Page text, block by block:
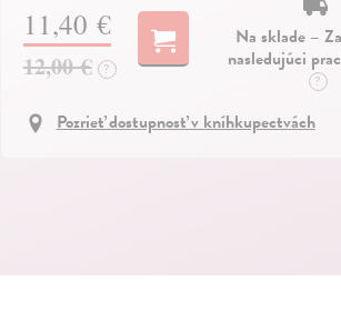
11,40 €
12,00 € ?
Na sklade –
nasledujúci
?
Pozrieť dostupnosť v kníhkupectvách